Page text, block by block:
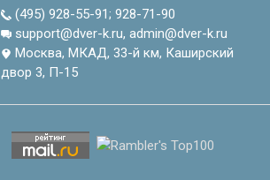
(495) 928-55-91; 928-71-90
support@dver-k.ru, admin@dver-k.ru
Москва, МКАД, 33-й км, Каширский
двор 3, П-15